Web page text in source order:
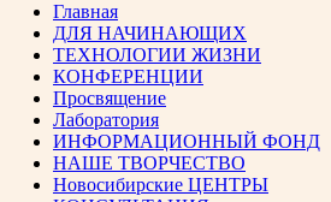
Главная
ДЛЯ НАЧИНАЮЩИХ
ТЕХНОЛОГИИ ЖИЗНИ
КОНФЕРЕНЦИИ
Просвящение
Лаборатория
ИНФОРМАЦИОННЫЙ ФОНД
НАШЕ ТВОРЧЕСТВО
Новосибирские ЦЕНТРЫ